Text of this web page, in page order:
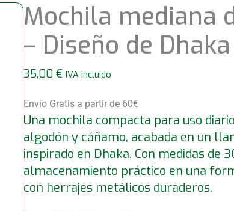
Mochila mediana
– Diseño de
35,00 € IVA incluido
Envío Gratis a partir de 60€
Una mochila compacta para uso
algodón y cáñamo, acabada en un
inspirado en Dhaka. Con medidas de
almacenamiento práctico en una
con herrajes metálicos duraderos.